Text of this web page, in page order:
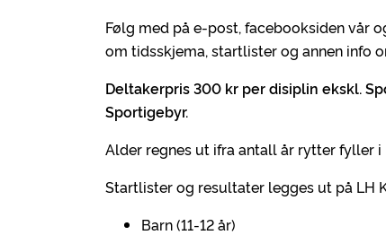
Følg med på e-post, facebooksiden vår
om tidsskjema, startlister og annen info
Deltakerpris 300 kr per disiplin ekskl.
Sportigebyr.
Alder regnes ut ifra antall år rytter fyller
Startlister og resultater legges ut på LH
Barn (11-12 år)